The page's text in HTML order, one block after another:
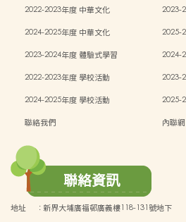
2022-2023年度 中華文化
2023-
2024-2025年度 中華文化
2025-
2023-2024年度 體驗式學習
2024-
2022-2023年度 學校活動
2023-
2024-2025年度 學校活動
2025-
聯絡我們
內聯網
聯絡資訊
地址 :新界大埔廣福邨廣義樓118-131號地下